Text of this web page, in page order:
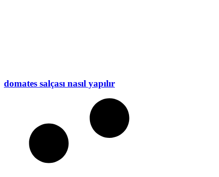
domates salçası nasıl yapılır